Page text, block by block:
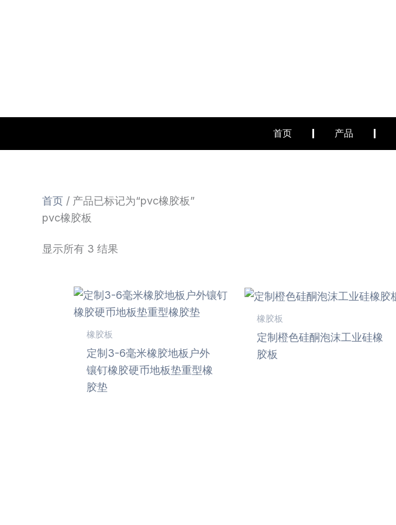
首页 产品
首页 / 产品已标记为“pvc橡胶板”
pvc橡胶板
显示所有 3 结果
橡胶板
定制3-6毫米橡胶地板户外
镶钉橡胶硬币地板垫重型橡
胶垫
橡胶板
定制橙色硅酮泡沫工业硅橡
胶板